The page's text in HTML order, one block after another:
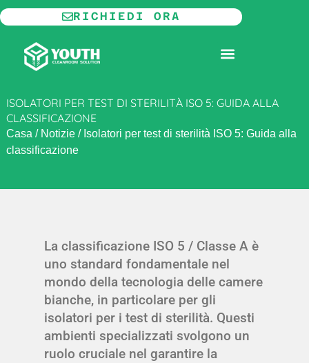
Vai
al
contenuto
RICHIEDI ORA
ISOLATORI PER TEST DI STERILITÀ ISO 5: GUIDA ALLA
CLASSIFICAZIONE
Casa / Notizie/ Isolatori per test di sterilità ISO 5: Guida alla
classificazione
La classificazione ISO 5 / Classe A è
uno standard fondamentale nel
mondo della tecnologia delle camere
bianche, in particolare per gli
isolatori per i test di sterilità. Questi
ambienti specializzati svolgono un
ruolo cruciale nel garantire la